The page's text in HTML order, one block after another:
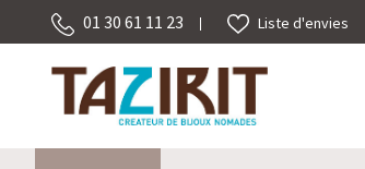
01 30 61 11 23 Liste d'envies